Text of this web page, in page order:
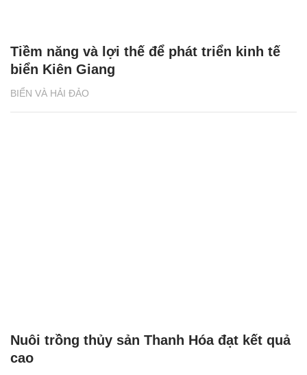
BIỂN VÀ HẢI ĐẢO
Tiềm năng và lợi thế để phát triển kinh tế
biển Kiên Giang
Nuôi trồng thủy sản Thanh Hóa đạt kết quả
cao